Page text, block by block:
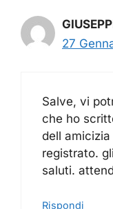
27
Salve, vi
che ho
dell
registrato.
saluti.
Rispondi